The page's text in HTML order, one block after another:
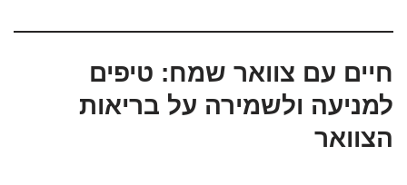
חיים עם צוואר שמח: טיפים
למניעה ולשמירה על בריאות
הצוואר